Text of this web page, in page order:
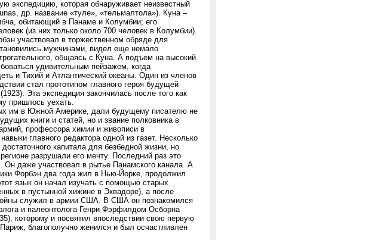
экспедицию, которая обнаруживает неизвестный
др. название «туле», «тельмалтола»). Куна –
обитающий в Панаме и Колумбии; его
(из них только около 700 человек в Колумбии).
участвовал в торжественном обряде для
мужчинами, видел еще немало
общаясь с Куна. А подъем на высокий
удивительным пейзажем, когда
и Тихий и Атлантический океаны. Один из членов
стал прототипом главного героя будущей
Эта экспедиция закончилась после того как
пришлось уехать.
им в Южной Америке, дали будущему писателю не
книги и статей, но и звание полковника в
профессора химии и живописи в
главного редактора одной из газет. Несколько
капитала для безбедной жизни, но
разрушали его мечту. Последний раз это
Он даже участвовал в рытье Панамского канала. А
Форбэн два года жил в Нью-Йорке, продолжил
язык он начал изучать с помощью старых
в пустынной хижине в Эквадоре), а после
служил в армии США. В США он познакомился
и палеонтолога Генри Фэрфилдом Осборна
которому и посвятил впоследствии свою первую
благополучно женился и был осчастливлен